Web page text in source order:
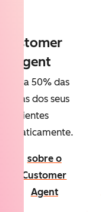
Customer
Agent
50% das
dos seus
clientes
sobre o
Customer
Agent